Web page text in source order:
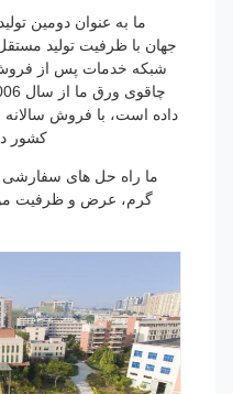
ما به عنوان دومین تولید
جهان با ظرفیت تولید مستقل،
شبکه خدمات پس از فروش را
کشور در
ما راه حل های سفارشی را
گرم، عرض و ظرفیت مورد